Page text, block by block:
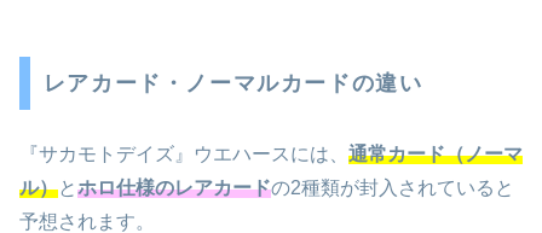
レアカード・ノーマルカードの違い
『サカモトデイズ』ウエハースには、 通常カード（ノーマ
ル）とホロ仕様のレアカードの2種類が封入されていると
予想されます。